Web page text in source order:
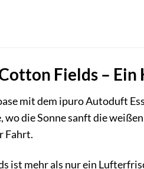
Fields –
mit dem ipuro Autoduft
die Sonne sanft die
Fahrt.
ist mehr als nur ein